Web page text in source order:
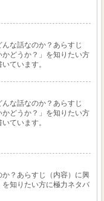
な話なのか？あらすじ
かどうか？」を知りたい方
ています。
な話なのか？あらすじ
かどうか？」を知りたい方
ています。
？あらすじ（内容）に興
知りたい方に極力ネタバ